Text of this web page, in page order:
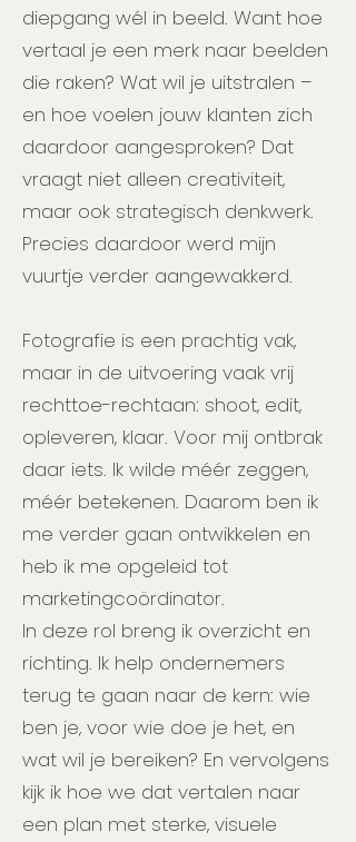
diepgang wél in beeld. Want hoe
vertaal je een merk naar beelden
die raken? Wat wil je uitstralen –
en hoe voelen jouw klanten zich
daardoor aangesproken? Dat
vraagt niet alleen creativiteit,
maar ook strategisch denkwerk.
Precies daardoor werd mijn
vuurtje verder aangewakkerd.
Fotografie is een prachtig vak,
maar in de uitvoering vaak vrij
rechttoe-rechtaan: shoot, edit,
opleveren, klaar. Voor mij ontbrak
daar iets. Ik wilde méér zeggen,
méér betekenen. Daarom ben ik
me verder gaan ontwikkelen en
heb ik me opgeleid tot
marketingcoördinator.
In deze rol breng ik overzicht en
richting. Ik help ondernemers
terug te gaan naar de kern: wie
ben je, voor wie doe je het, en
wat wil je bereiken? En vervolgens
kijk ik hoe we dat vertalen naar
een plan met sterke, visuele